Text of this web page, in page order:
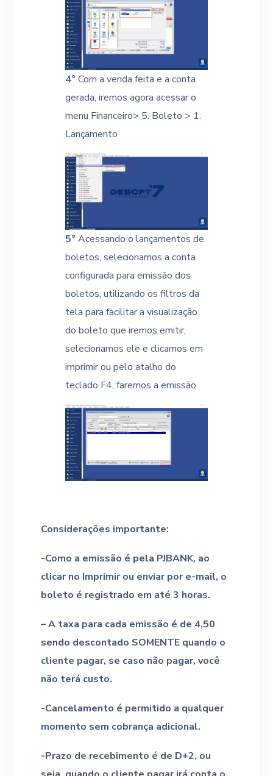
4° Com a venda feita e a conta
gerada, iremos agora acessar o
menu Financeiro> 5. Boleto > 1.
Lançamento
5° Acessando o lançamentos de
boletos, selecionamos a conta
configurada para emissão dos
boletos, utilizando os filtros da
tela para facilitar a visualização
do boleto que iremos emitir,
selecionamos ele e clicamos em
imprimir ou pelo atalho do
teclado F4, faremos a emissão.
Considerações importante:
-Como a emissão é pela PJBANK, ao
clicar no Imprimir ou enviar por e-mail, o
boleto é registrado em até 3 horas.
– A taxa para cada emissão é de 4,50
sendo descontado SOMENTE quando o
cliente pagar, se caso não pagar, você
não terá custo.
-Cancelamento é permitido a qualquer
momento sem cobrança adicional.
-Prazo de recebimento é de D+2, ou